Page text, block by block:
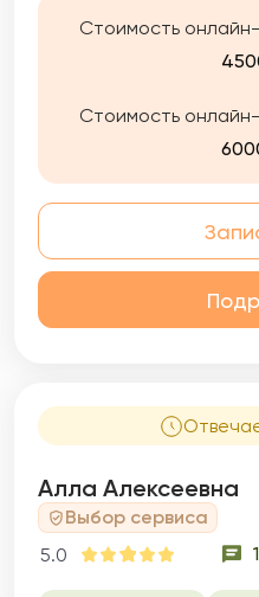
работы. Я готова
оптимальное
приятной и
Стоимость
Стоимость
Алла Алексеевна
Выбор сервиса
5.0